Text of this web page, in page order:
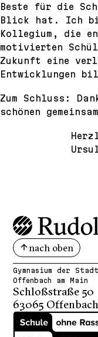
Beste für die
Blick hat. Ich
Kollegium, die
motivierten
Zukunft eine
Entwicklungen
Zum Schluss:
schönen
nach oben
Gymnasium der Stadt
Offenbach am Main
Schloßstraße 50
63065